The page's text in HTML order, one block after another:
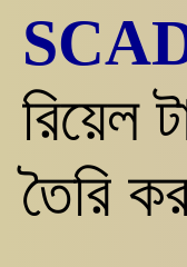
রিয়েল
তৈরি